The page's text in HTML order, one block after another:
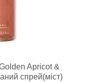
Apricot &
спрей(міст)